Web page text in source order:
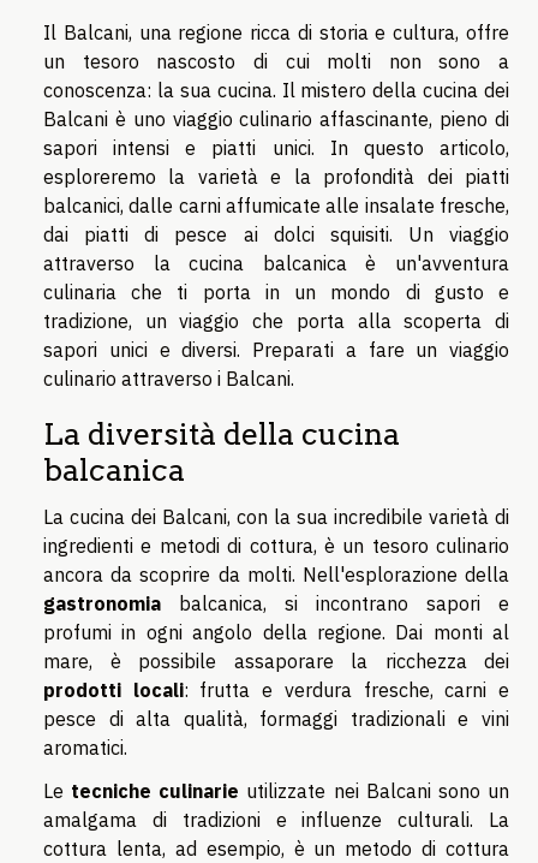
Il Balcani, una regione ricca di storia e cultura, offre
un tesoro nascosto di cui molti non sono a
conoscenza: la sua cucina. Il mistero della cucina dei
Balcani è uno viaggio culinario affascinante, pieno di
sapori intensi e piatti unici. In questo articolo,
esploreremo la varietà e la profondità dei piatti
balcanici, dalle carni affumicate alle insalate fresche,
dai piatti di pesce ai dolci squisiti. Un viaggio
attraverso la cucina balcanica è un'avventura
culinaria che ti porta in un mondo di gusto e
tradizione, un viaggio che porta alla scoperta di
sapori unici e diversi. Preparati a fare un viaggio
culinario attraverso i Balcani.
La diversità della cucina
balcanica
La cucina dei Balcani, con la sua incredibile varietà di
ingredienti e metodi di cottura, è un tesoro culinario
ancora da scoprire da molti. Nell'esplorazione della
gastronomia balcanica, si incontrano sapori e
profumi in ogni angolo della regione. Dai monti al
mare, è possibile assaporare la ricchezza dei
prodotti locali: frutta e verdura fresche, carni e
pesce di alta qualità, formaggi tradizionali e vini
aromatici.
Le tecniche culinarie utilizzate nei Balcani sono un
amalgama di tradizioni e influenze culturali. La
cottura lenta, ad esempio, è un metodo di cottura